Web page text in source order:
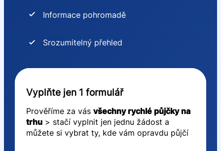
Informace pohromadě
Srozumitelný přehled
Vyplňte jen 1 formulář
Prověříme za vás všechny rychlé půjčky na
trhu> stačí vyplnit jen jednu žádost a
můžete si vybrat ty, kde vám opravdu půjčí